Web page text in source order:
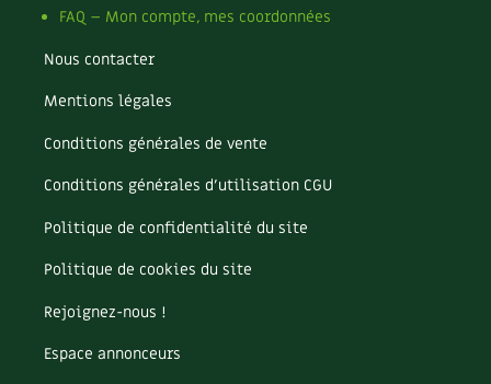
FAQ – Mon compte, mes coordonnées
Nous contacter
Mentions légales
Conditions générales de vente
Conditions générales d’utilisation CGU
Politique de confidentialité du site
Politique de cookies du site
Rejoignez-nous !
Espace annonceurs